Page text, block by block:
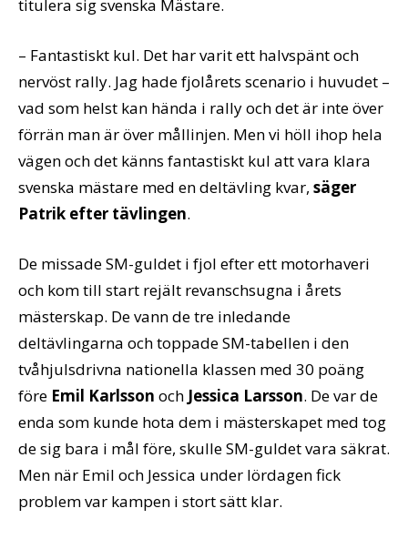
titulera sig svenska Mästare.
– Fantastiskt kul. Det har varit ett halvspänt och
nervöst rally. Jag hade fjolårets scenario i huvudet –
vad som helst kan hända i rally och det är inte över
förrän man är över mållinjen. Men vi höll ihop hela
vägen och det känns fantastiskt kul att vara klara
svenska mästare med en deltävling kvar, säger
Patrik efter tävlingen.
De missade SM-guldet i fjol efter ett motorhaveri
och kom till start rejält revanschsugna i årets
mästerskap. De vann de tre inledande
deltävlingarna och toppade SM-tabellen i den
tvåhjulsdrivna nationella klassen med 30 poäng
före Emil Karlsson och Jessica Larsson. De var de
enda som kunde hota dem i mästerskapet med tog
de sig bara i mål före, skulle SM-guldet vara säkrat.
Men när Emil och Jessica under lördagen fick
problem var kampen i stort sätt klar.